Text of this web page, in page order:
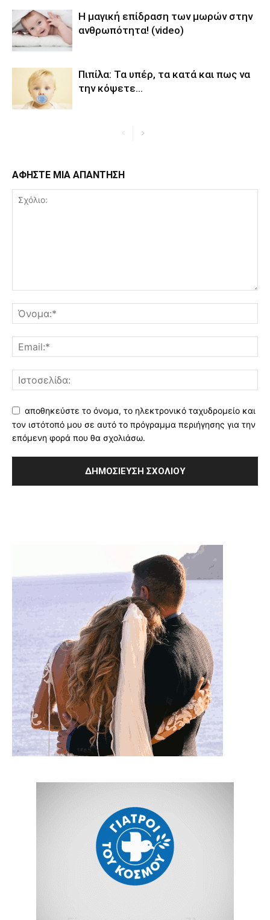
Η μαγική επίδραση των μωρών στην
ανθρωπότητα! (video)
Πιπίλα: Τα υπέρ, τα κατά και πως να
την κόψετε…
ΑΦΗΣΤΕ ΜΙΑ ΑΠΑΝΤΗΣΗ
αποθηκεύστε το όνομα, το ηλεκτρονικό ταχυδρομείο και
τον ιστότοπό μου σε αυτό το πρόγραμμα περιήγησης για την
επόμενη φορά που θα σχολιάσω.